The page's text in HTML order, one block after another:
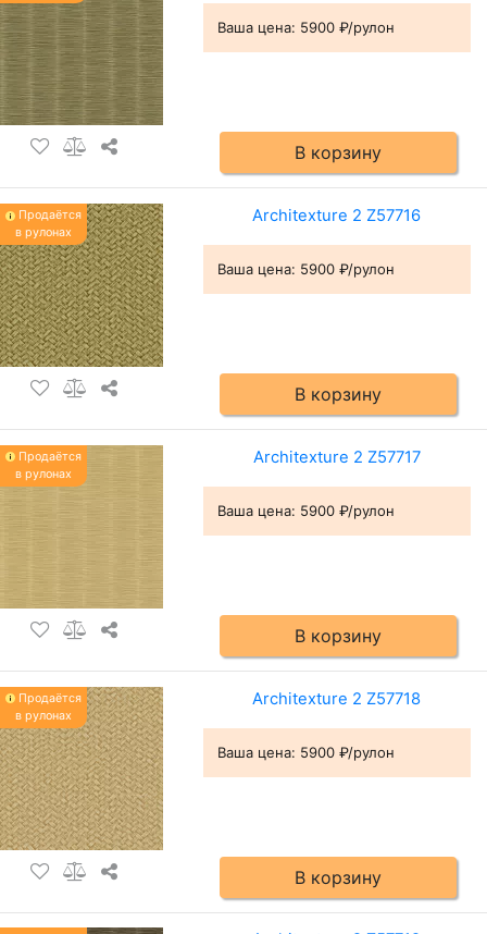
Ваша цена: 5900 ₽/рулон
В корзину
Продаётся
в рулонах
Architexture 2 Z57716
Ваша цена: 5900 ₽/рулон
В корзину
Продаётся
в рулонах
Architexture 2 Z57717
Ваша цена: 5900 ₽/рулон
В корзину
Продаётся
в рулонах
Architexture 2 Z57718
Ваша цена: 5900 ₽/рулон
В корзину